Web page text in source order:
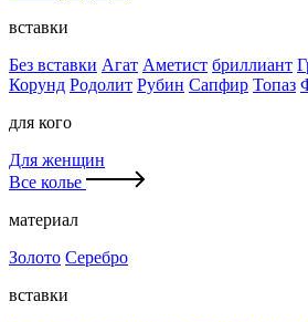
вставки
Без вставки Агат Аметист бриллиант
Корунд Родолит Рубин Сапфир Топаз
для кого
Для женщин
Все колье
материал
Золото Серебро
вставки